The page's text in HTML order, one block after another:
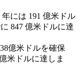
年には 191 億米ドル
847 億米ドルに達
億米ドルを確保
米ドルに達しま